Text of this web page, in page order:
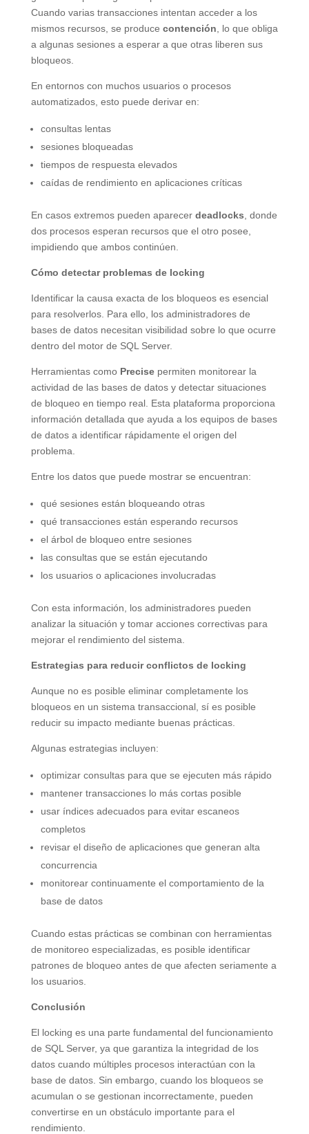
Cuando varias transacciones intentan acceder a los
mismos recursos, se produce contención , lo que obliga
a algunas sesiones a esperar a que otras liberen sus
bloqueos.
En entornos con muchos usuarios o procesos
automatizados, esto puede derivar en:
consultas lentas
sesiones bloqueadas
tiempos de respuesta elevados
caídas de rendimiento en aplicaciones críticas
En casos extremos pueden aparecer deadlocks , donde
dos procesos esperan recursos que el otro posee,
impidiendo que ambos continúen.
Cómo detectar problemas de locking
Identificar la causa exacta de los bloqueos es esencial
para resolverlos. Para ello, los administradores de
bases de datos necesitan visibilidad sobre lo que ocurre
dentro del motor de SQL Server.
Herramientas como Precisepermiten monitorear la
actividad de las bases de datos y detectar situaciones
de bloqueo en tiempo real. Esta plataforma proporciona
información detallada que ayuda a los equipos de bases
de datos a identificar rápidamente el origen del
problema.
Entre los datos que puede mostrar se encuentran:
qué sesiones están bloqueando otras
qué transacciones están esperando recursos
el árbol de bloqueo entre sesiones
las consultas que se están ejecutando
los usuarios o aplicaciones involucradas
Con esta información, los administradores pueden
analizar la situación y tomar acciones correctivas para
mejorar el rendimiento del sistema.
Estrategias para reducir conflictos de locking
Aunque no es posible eliminar completamente los
bloqueos en un sistema transaccional, sí es posible
reducir su impacto mediante buenas prácticas.
Algunas estrategias incluyen:
optimizar consultas para que se ejecuten más rápido
mantener transacciones lo más cortas posible
usar índices adecuados para evitar escaneos
completos
revisar el diseño de aplicaciones que generan alta
concurrencia
monitorear continuamente el comportamiento de la
base de datos
Cuando estas prácticas se combinan con herramientas
de monitoreo especializadas, es posible identificar
patrones de bloqueo antes de que afecten seriamente a
los usuarios.
Conclusión
El locking es una parte fundamental del funcionamiento
de SQL Server, ya que garantiza la integridad de los
datos cuando múltiples procesos interactúan con la
base de datos. Sin embargo, cuando los bloqueos se
acumulan o se gestionan incorrectamente, pueden
convertirse en un obstáculo importante para el
rendimiento.